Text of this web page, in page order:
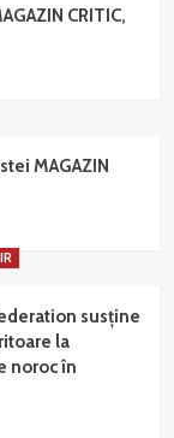
CRITIC,
MAGAZIN
susține
la
noroc în